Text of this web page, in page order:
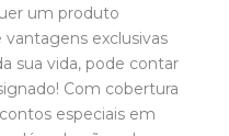
um produto
exclusivas
sua vida, pode contar
Com cobertura
especiais em